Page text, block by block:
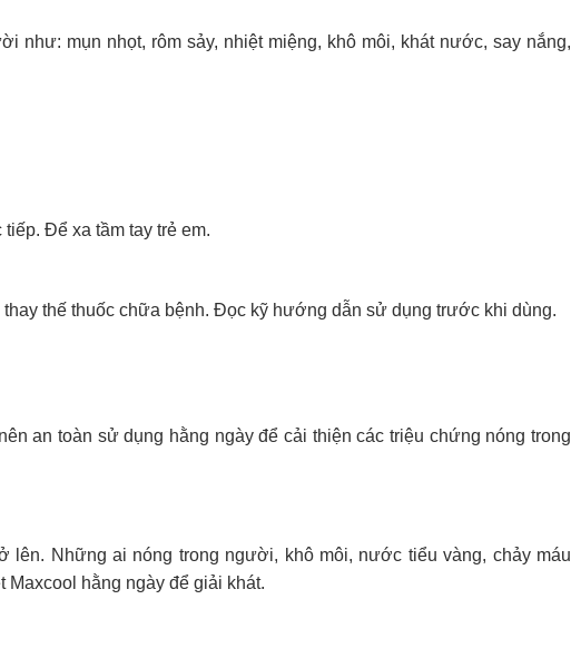
như: mụn nhọt, rôm sảy, nhiệt miệng, khô môi, khát nước, say nắng,
Để xa tầm tay trẻ em.
thế thuốc chữa bệnh. Đọc kỹ hướng dẫn sử dụng trước khi dùng.
an toàn sử dụng hằng ngày để cải thiện các triệu chứng nóng trong
Những ai nóng trong người, khô môi, nước tiểu vàng, chảy máu
hằng ngày để giải khát.